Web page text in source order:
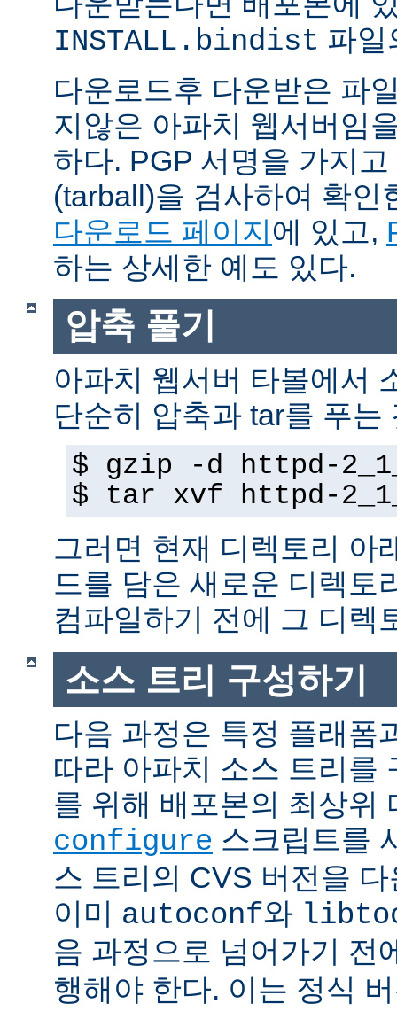
INSTALL.bindist 파일
다운로드후 다운받은 파
지않은 아파치 웹서버임
하다. PGP 서명을 가지
(tarball)을 검사하여 확인
다운로드 페이지 에 있고,
하는 상세한 예도 있다.
압축 풀기
아파치 웹서버 타볼에서
단순히 압축과 tar를 푸는
$ gzip -d httpd-
$ tar xvf httpd-
그러면 현재 디렉토리 아
드를 담은 새로운 디렉토
컴파일하기 전에 그 디렉
소스 트리 구성하기
다음 과정은 특정 플래폼
따라 아파치 소스 트리를
를 위해 배포본의 최상위
configure 스크립트를
스 트리의 CVS 버전을
이미 autoconf와
음 과정으로 넘어가기 전
행해야 한다. 이는 정식